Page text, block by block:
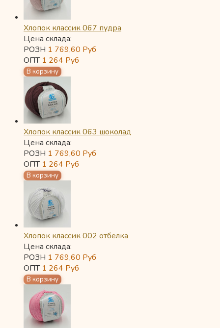
Хлопок классик 067 пудра
Цена склада:
РОЗН 1 769,60 Руб
ОПТ 1 264 Руб
Хлопок классик 063 шоколад
Цена склада:
РОЗН 1 769,60 Руб
ОПТ 1 264 Руб
Хлопок классик 002 отбелка
Цена склада:
РОЗН 1 769,60 Руб
ОПТ 1 264 Руб